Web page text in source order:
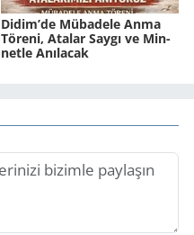
Didim’de Mü­ba­de­le Anma
Tö­re­ni, Ata­lar Saygı ve Min­
net­le Anı­la­cak